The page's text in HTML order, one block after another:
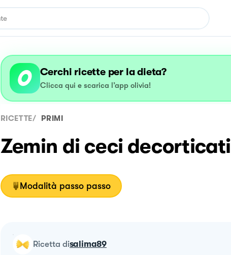
Cerchi ricette per la dieta?
Clicca qui e scarica l’app olivia!
RICETTE/ PRIMI
Zemin di ceci decorticati
Modalità passo passo
ricetta disalima89